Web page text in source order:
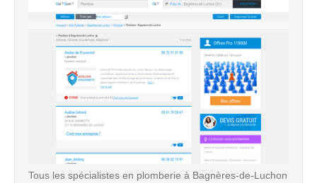
Tous les spécialistes en plomberie à Bagnères-de-Luchon